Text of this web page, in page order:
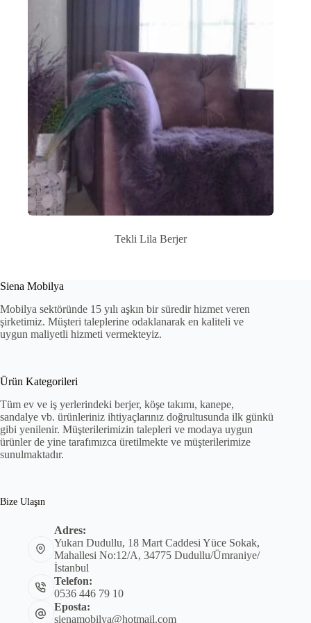
Tekli Lila Berjer
Siena Mobilya
Mobilya sektöründe 15 yılı aşkın bir süredir hizmet veren
şirketimiz. Müşteri taleplerine odaklanarak en kaliteli ve
uygun maliyetli hizmeti vermekteyiz.
Ürün Kategorileri
Tüm ev ve iş yerlerindeki berjer, köşe takımı, kanepe,
sandalye vb. ürünleriniz ihtiyaçlarınız doğrultusunda ilk günkü
gibi yenilenir. Müşterilerimizin talepleri ve modaya uygun
ürünler de yine tarafımızca üretilmekte ve müşterilerimize
sunulmaktadır.
Bize Ulaşın
Adres:
Yukarı Dudullu, 18 Mart Caddesi Yüce Sokak,
Mahallesi No:12/A, 34775 Dudullu/Ümraniye/
İstanbul
Telefon:
0536 446 79 10
Eposta:
sienamobilya@hotmail.com